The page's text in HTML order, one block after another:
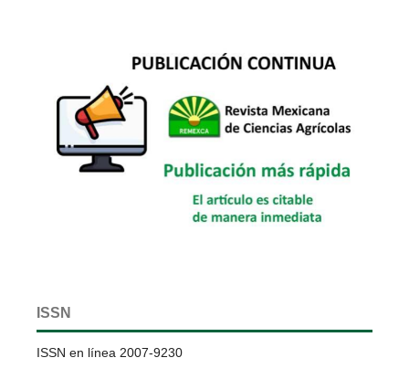
ISSN
ISSN en línea 2007-9230